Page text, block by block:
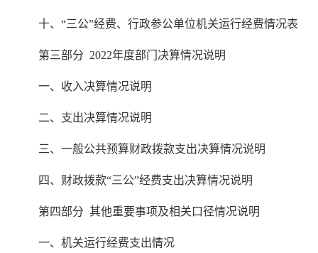
十、“三公”经费、行政参公单位机关运行经费情况表
第三部分 2022年度部门决算情况说明
一、收入决算情况说明
二、支出决算情况说明
三、一般公共预算财政拨款支出决算情况说明
四、财政拨款“三公”经费支出决算情况说明
第四部分 其他重要事项及相关口径情况说明
一、机关运行经费支出情况